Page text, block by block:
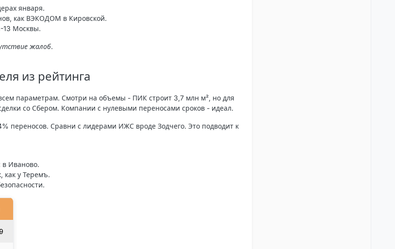
января.
как ВЭКОДОМ в Кировской.
13 Москвы.
жалоб.
из рейтинга
параметрам. Смотри на объемы - ПИК строит 3,7 млн м², но для
со Сбером. Компании с нулевыми переносами сроков - идеал.
переносов. Сравни с лидерами ИЖС вроде Зодчего. Это подводит к
Иваново.
как у Теремъ.